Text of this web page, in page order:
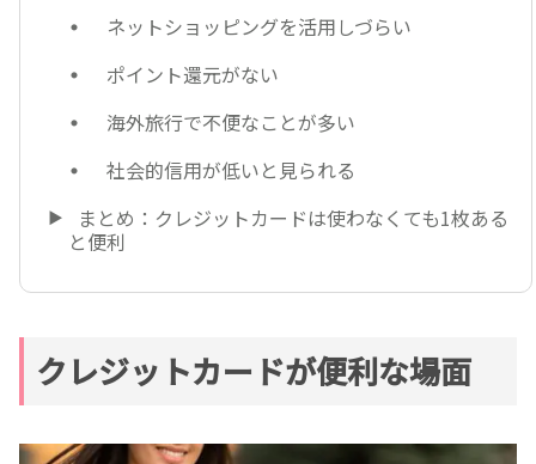
ネットショッピングを活用しづらい
ポイント還元がない
海外旅行で不便なことが多い
社会的信用が低いと見られる
まとめ：クレジットカードは使わなくても1枚ある
と便利
クレジットカードが便利な場面